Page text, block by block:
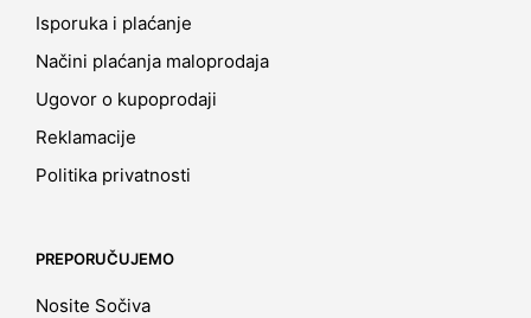
Isporuka i plaćanje
Načini plaćanja maloprodaja
Ugovor o kupoprodaji
Reklamacije
Politika privatnosti
PREPORUČUJEMO
Nosite Sočiva